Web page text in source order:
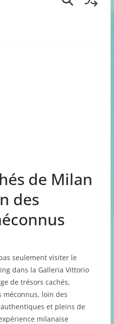
de Milan
des
seulement visiter le
dans la Galleria Vittorio
de trésors cachés,
méconnus, loin des
et pleins de
milanaise